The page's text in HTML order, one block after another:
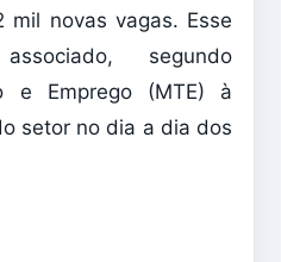
mil novas vagas. Esse
segundo
e Emprego (MTE) à
setor no dia a dia dos